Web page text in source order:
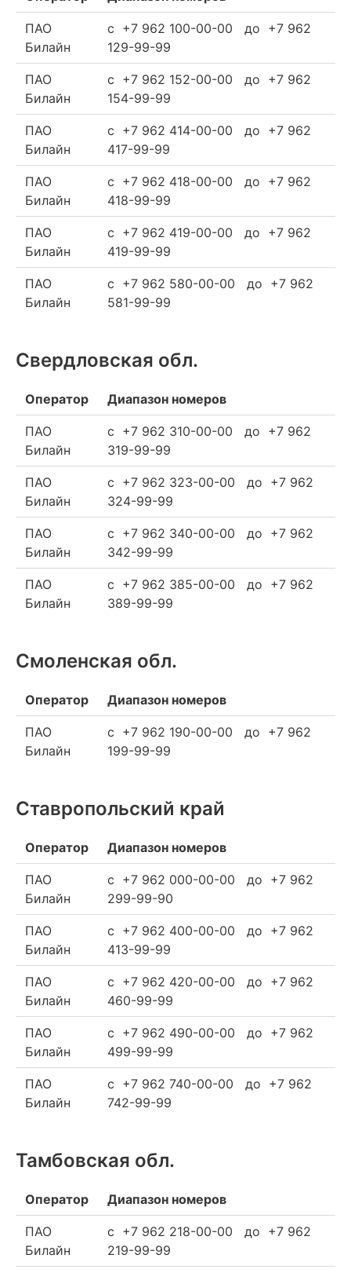
ПАО
Билайн
c +7 962 100-00-00 до +7 962
129-99-99
ПАО
Билайн
c +7 962 152-00-00 до +7 962
154-99-99
ПАО
Билайн
c +7 962 414-00-00 до +7 962
417-99-99
ПАО
Билайн
c +7 962 418-00-00 до +7 962
418-99-99
ПАО
Билайн
c +7 962 419-00-00 до +7 962
419-99-99
ПАО
Билайн
c +7 962 580-00-00 до +7 962
581-99-99
Свердловская обл.
Оператор Диапазон номеров
ПАО
Билайн
c +7 962 310-00-00 до +7 962
319-99-99
ПАО
Билайн
c +7 962 323-00-00 до +7 962
324-99-99
ПАО
Билайн
c +7 962 340-00-00 до +7 962
342-99-99
ПАО
Билайн
c +7 962 385-00-00 до +7 962
389-99-99
Смоленская обл.
Оператор Диапазон номеров
ПАО
Билайн
c +7 962 190-00-00 до +7 962
199-99-99
Ставропольский край
Оператор Диапазон номеров
ПАО
Билайн
c +7 962 000-00-00 до +7 962
299-99-90
ПАО
Билайн
c +7 962 400-00-00 до +7 962
413-99-99
ПАО
Билайн
c +7 962 420-00-00 до +7 962
460-99-99
ПАО
Билайн
c +7 962 490-00-00 до +7 962
499-99-99
ПАО
Билайн
c +7 962 740-00-00 до +7 962
742-99-99
Тамбовская обл.
Оператор Диапазон номеров
ПАО
Билайн
c +7 962 218-00-00 до +7 962
219-99-99